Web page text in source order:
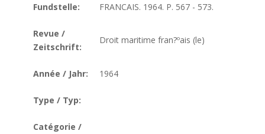
Fundstelle:
FRANCAIS. 1964. P. 567 - 573.
Revue /
Zeitschrift:
Droit maritime fran?ºais (le)
Année / Jahr: 1964
Type / Typ:
Catégorie /